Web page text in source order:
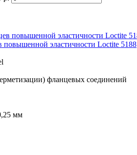
повышенной эластичности Loctite 5188
фланцевых соединений
мм